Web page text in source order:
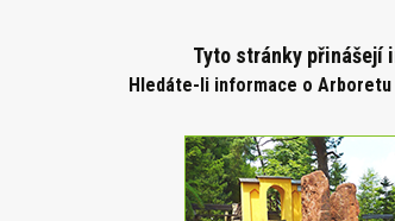
Tyto stránky přinášejí
Hledáte-li informace o Arboretu